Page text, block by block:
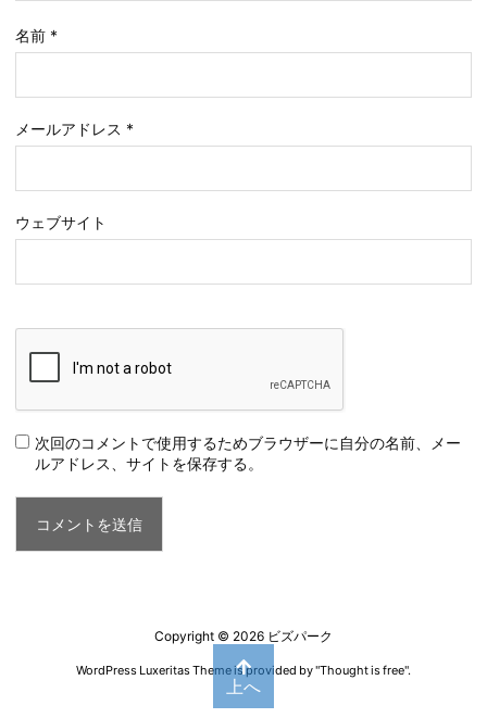
名前 *
メールアドレス *
ウェブサイト
次回のコメントで使用するためブラウザーに自分の名前、メー
ルアドレス、サイトを保存する。
Copyright © 2026 ビズパーク
WordPress Luxeritas Theme is provided by "Thought is free".
上へ